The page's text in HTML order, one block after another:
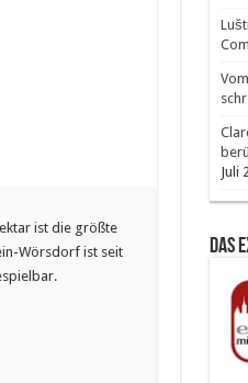
ist die größte
Wörsdorf ist seit
Juli
Das